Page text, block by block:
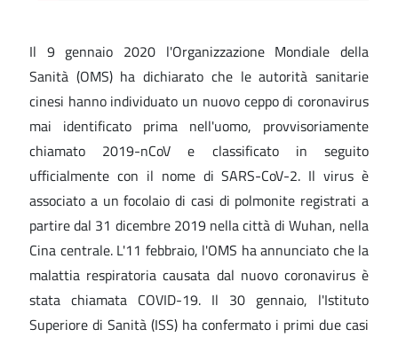
Il 9 gennaio 2020 l'Organizzazione Mondiale della
Sanità (OMS) ha dichiarato che le autorità sanitarie
cinesi hanno individuato un nuovo ceppo di coronavirus
mai identificato prima nell'uomo, provvisoriamente
chiamato 2019-nCoV e classificato in seguito
ufficialmente con il nome di SARS-CoV-2. Il virus è
associato a un focolaio di casi di polmonite registrati a
partire dal 31 dicembre 2019 nella città di Wuhan, nella
Cina centrale. L'11 febbraio, l'OMS ha annunciato che la
malattia respiratoria causata dal nuovo coronavirus è
stata chiamata COVID-19. Il 30 gennaio, l'Istituto
Superiore di Sanità (ISS) ha confermato i primi due casi